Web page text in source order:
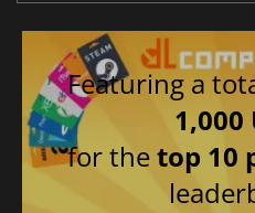
Featuring a
1,000
for thetop 10